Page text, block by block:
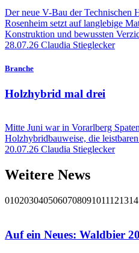
Der neue V-Bau der Technischen
Rosenheim setzt auf langlebige
Konstruktion und bewussten
28.07.26 Claudia Stieglecker
Branche
Holzhybrid mal drei
Mitte Juni war in Vorarlberg
Holzhybridbauweise, die
20.07.26 Claudia Stieglecker
Weitere News
0102030405060708091011121314
Auf ein Neues: Waldbier